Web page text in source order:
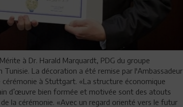
à Dr. Harald Marquardt, PDG du groupe
La décoration a été remise par l'Ambassadeur
à Stuttgart. «La structure économique
d’œuvre bien formée et motivée sont des atouts
la cérémonie. «Avec un regard orienté vers le futur